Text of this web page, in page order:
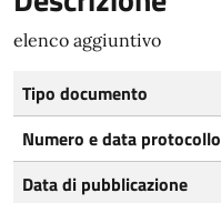
elenco aggiuntivo
Tipo documento
Numero e data protocollo
Data di pubblicazione